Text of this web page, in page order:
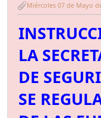
Miércoles 07 de Mayo
LA
DE
SE